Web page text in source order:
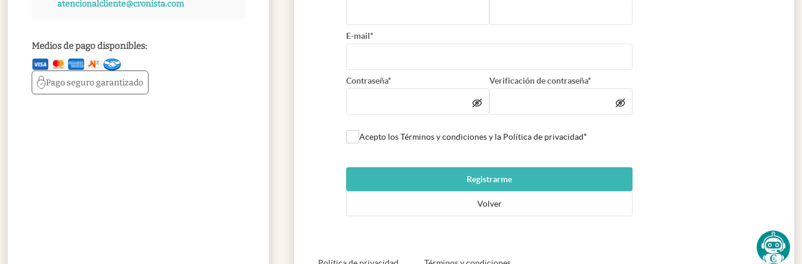
atencionalcliente@cronista.com
Medios de pago disponibles:
Pago segurogarantizado
E-mail*
Contraseña* Verificación de contraseña*
Acepto los Términos y condiciones y la Política de privacidad*
Registrarme
Volver